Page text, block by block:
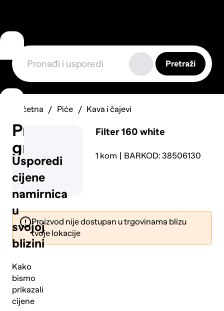
Usporedi
cijene
namirnica
u
svojoj
blizini
Kako
bismo
prikazali
cijene
Prijavi
grešku
Pošalji
Pretraži
Početna Piće Kava i čajevi
Filter 160 white
1 kom BARKOD: 38506130
Proizvod nije dostupan u trgovinama blizu
tvoje lokacije